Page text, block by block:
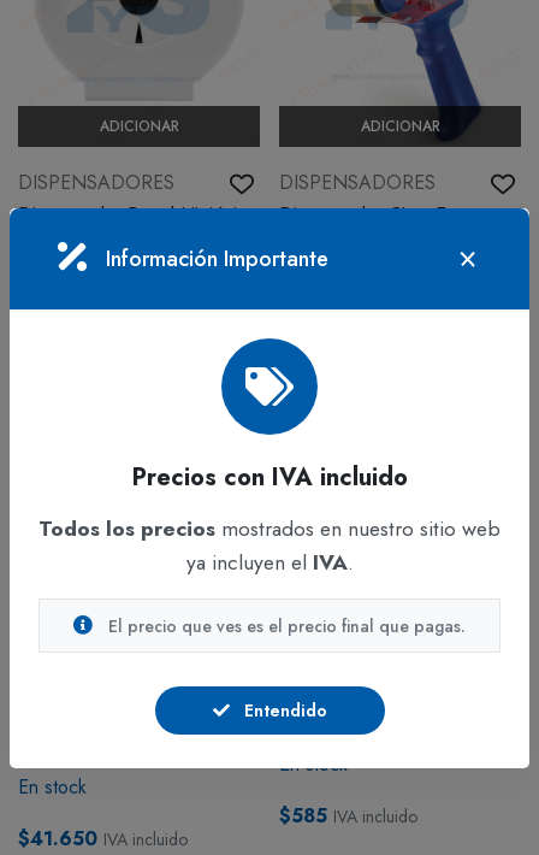
ADICIONAR
DISPENSADORES
Dispensador Papel Higiénico
Jumbo Genérico
En stock
$41.650 IVA incluido
ADICIONAR
DISPENSADORES
Dispensador Cinta Empaque
En stock
$30.673 IVA incluido
ADICIONAR
DISPENSADORES
Dispensador para Toalla para
Manos C y Z Pequeña
En stock
$41.650 IVA incluido
ADICIONAR
DISPENSADORES
Pistola Atomizador Blanca
Unidad
En stock
$585 IVA incluido
Información Importante
Precios con IVA incluido
Todos los precios mostrados en nuestro sitio web
ya incluyen el IVA.
El precio que ves es el precio final que pagas.
Entendido